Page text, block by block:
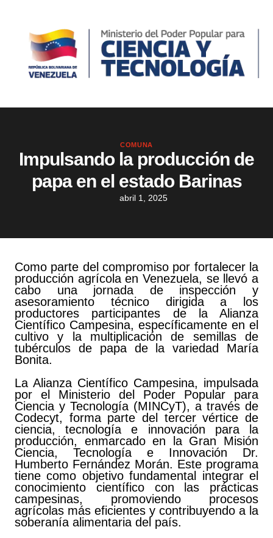
COMUNA
Impulsando la producción de
papa en el estado Barinas
abril 1, 2025
Como parte del compromiso por fortalecer la
producción agrícola en Venezuela, se llevó a
cabo una jornada de inspección y
asesoramiento técnico dirigida a los
productores participantes de la Alianza
Científico Campesina, específicamente en el
cultivo y la multiplicación de semillas de
tubérculos de papa de la variedad María
Bonita.
La Alianza Científico Campesina, impulsada
por el Ministerio del Poder Popular para
Ciencia y Tecnología (MINCyT), a través de
Codecyt, forma parte del tercer vértice de
ciencia, tecnología e innovación para la
producción, enmarcado en la Gran Misión
Ciencia, Tecnología e Innovación Dr.
Humberto Fernández Morán. Este programa
tiene como objetivo fundamental integrar el
conocimiento científico con las prácticas
campesinas, promoviendo procesos
agrícolas más eficientes y contribuyendo a la
soberanía alimentaria del país.